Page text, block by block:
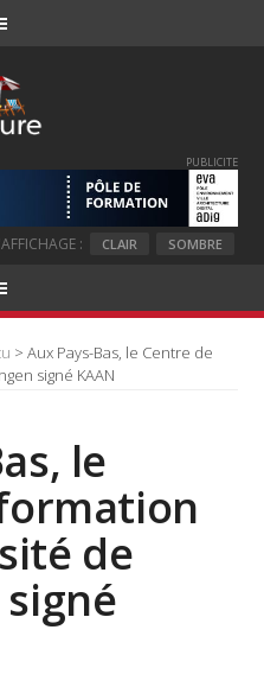
PUBLICITE
: CLAIR SOMBRE
> Aux Pays-Bas, le Centre de
signé KAAN
le
de